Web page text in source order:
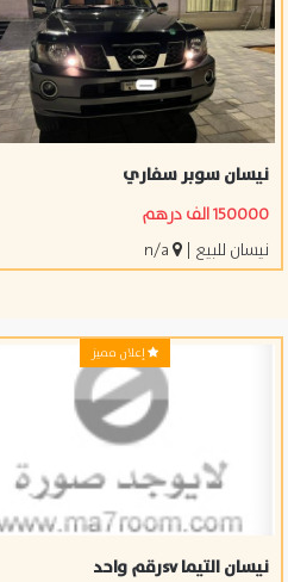
نيسان سوبر سفاري
150000 الف درهم
نيسان للبيع |
إعلان مميز
نيسان التيما ‏svرقم ‏واحد ‏